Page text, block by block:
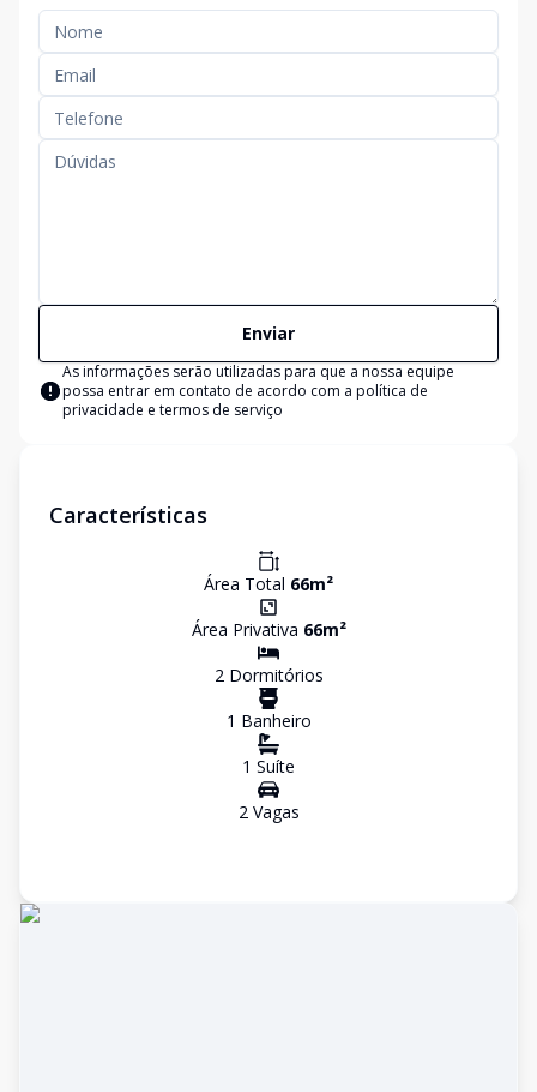
Enviar
As informações serão utilizadas para que a nossa equipe
possa entrar em contato de acordo com a política de
privacidade e termos de serviço
Características
Área Total 66m²
Área Privativa 66m²
2Dormitórios
1 Banheiro
1 Suíte
2Vagas